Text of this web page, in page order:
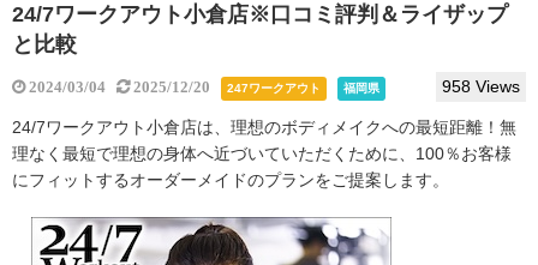
24/7ワークアウト小倉店※口コミ評判＆ライザップ
と比較
2024/03/04 2025/12/20 247ワークアウト 福岡県 958 Views
24/7ワークアウト小倉店は、理想のボディメイクへの最短距離！無
理なく最短で理想の身体へ近づいていただくために、100％お客様
にフィットするオーダーメイドのプランをご提案します。